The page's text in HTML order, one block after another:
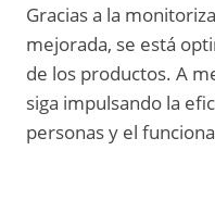
Gracias a la
mejorada, se está
de los productos. A
siga impulsando la
personas y el